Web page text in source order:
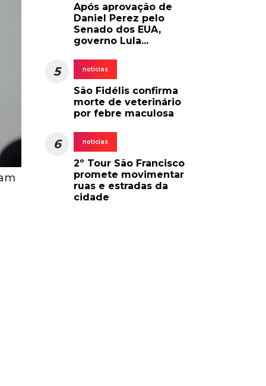
Após aprovação de
Daniel Perez pelo
Senado dos EUA,
governo Lula...
5 noticias
São Fidélis confirma
morte de veterinário
por febre maculosa
6 noticias
2º Tour São Francisco
promete movimentar
ruas e estradas da
cidade